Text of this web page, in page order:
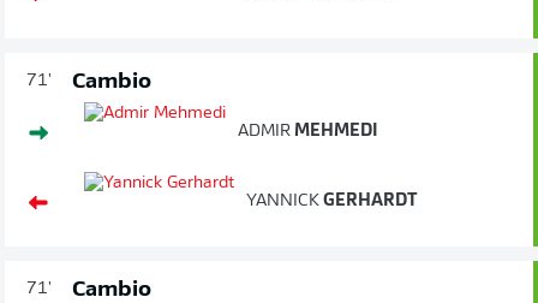
71' Cambio
ADMIR MEHMEDI
YANNICK GERHARDT
71' Cambio